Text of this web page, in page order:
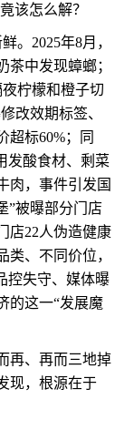
该怎么解？
2025年8月，
茶中发现蟑螂；
柠檬和橙子切
改效期标签、
超标60%；同
发酸食材、剩菜
肉，事件引发国
”被曝部分门店
店22人伪造健康
、不同价位，
控失守、媒体曝
的这一“发展魔
、再而三地掉
现，根源在于